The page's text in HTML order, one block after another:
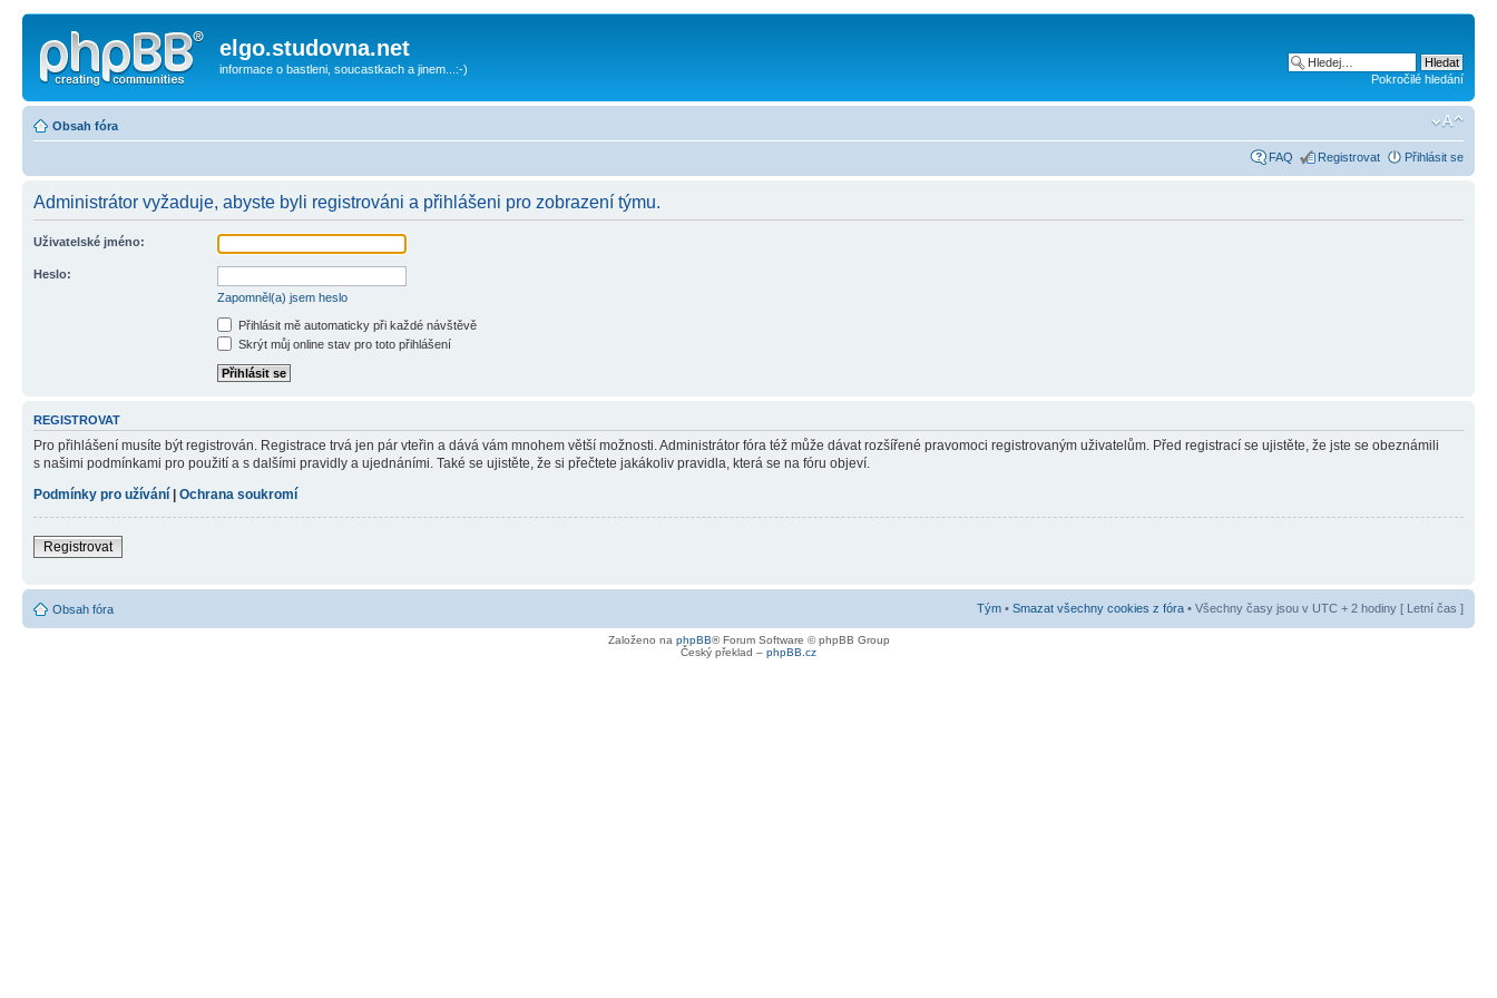
elgo.studovna.net
informace o bastleni, soucastkach a jinem...:-)
Pokročilé hledání
Obsah fóra
FAQ Registrovat Přihlásit se
Administrátor vyžaduje, abyste byli registrováni a přihlášeni pro zobrazení týmu.
Uživatelské jméno:
Heslo:
Zapomněl(a) jsem heslo
Přihlásit mě automaticky při každé návštěvě
Skrýt můj online stav pro toto přihlášení
REGISTROVAT
Pro přihlášení musíte být registrován. Registrace trvá jen pár vteřin a dává vám mnohem větší možnosti. Administrátor fóra též může dávat rozšířené pravomoci registrovaným uživatelům. Před registrací se ujistěte, že jste se obeznámili
s našimi podmínkami pro použití a s dalšími pravidly a ujednáními. Také se ujistěte, že si přečtete jakákoliv pravidla, která se na fóru objeví.
Podmínky pro užívání
Ochrana soukromí
Registrovat
Obsah fóra Tým • Smazat všechny cookies z fóra • Všechny časy jsou v UTC + 2 hodiny [ Letní čas ]
Založeno na phpBB® Forum Software © phpBB Group
Český překlad – phpBB.cz